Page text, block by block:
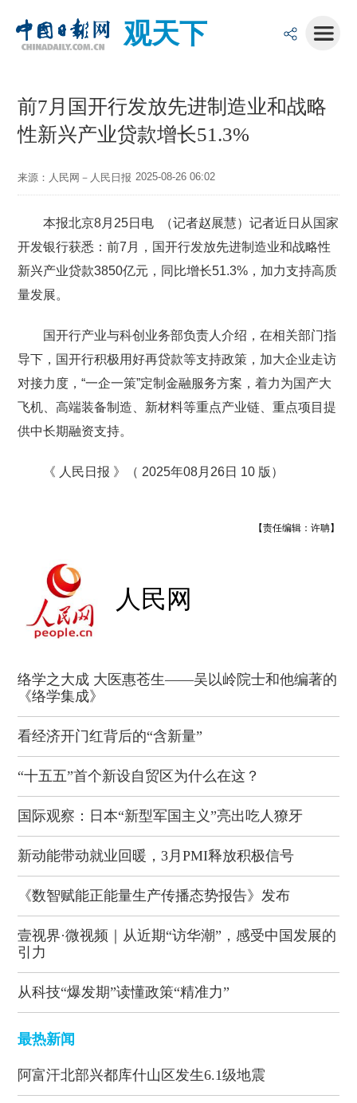
观天下
前7月国开行发放先进制造业和战略
性新兴产业贷款增长51.3%
来源：人民网－人民日报 2025-08-26 06:02
本报北京8月25日电 （记者赵展慧）记者近日从国家
开发银行获悉：前7月，国开行发放先进制造业和战略性
新兴产业贷款3850亿元，同比增长51.3%，加力支持高质
量发展。
国开行产业与科创业务部负责人介绍，在相关部门指
导下，国开行积极用好再贷款等支持政策，加大企业走访
对接力度，“一企一策”定制金融服务方案，着力为国产大
飞机、高端装备制造、新材料等重点产业链、重点项目提
供中长期融资支持。
《 人民日报 》（ 2025年08月26日 10 版）
【责任编辑：许聃】
人民网
络学之大成 大医惠苍生——吴以岭院士和他编著的
《络学集成》
看经济开门红背后的“含新量”
“十五五”首个新设自贸区为什么在这？
国际观察：日本“新型军国主义”亮出吃人獠牙
新动能带动就业回暖，3月PMI释放积极信号
《数智赋能正能量生产传播态势报告》发布
壹视界·微视频｜从近期“访华潮”，感受中国发展的
引力
从科技“爆发期”读懂政策“精准力”
最热新闻
阿富汗北部兴都库什山区发生6.1级地震